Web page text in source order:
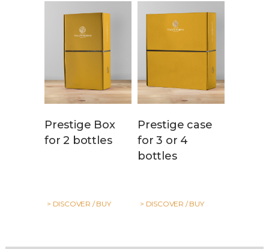
Prestige Box
for 2 bottles
> DISCOVER / BUY
Prestige case
for 3 or 4
bottles
> DISCOVER / BUY